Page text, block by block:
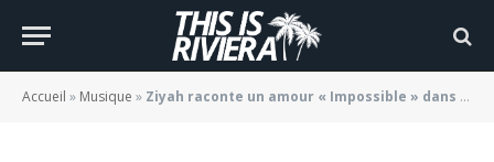
Accueil » Musique » Ziyah raconte un amour « Impossible » dans son nouveau clip
nouveau clip
BY JADE MORGANE BLOGGER 08/01/2022